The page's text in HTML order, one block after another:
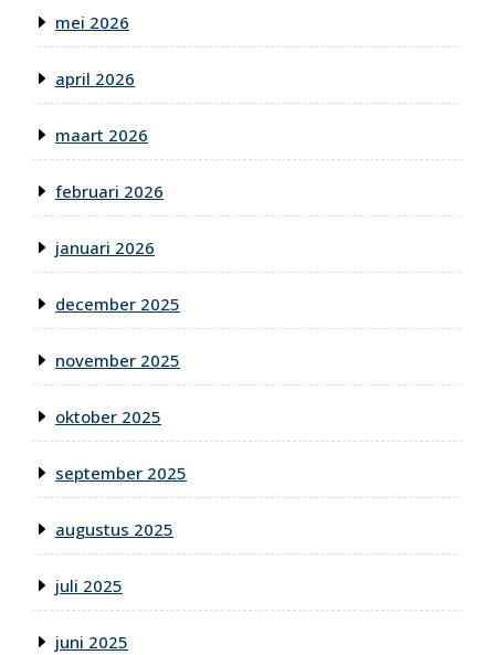
mei 2026
april 2026
maart 2026
februari 2026
januari 2026
december 2025
november 2025
oktober 2025
september 2025
augustus 2025
juli 2025
juni 2025